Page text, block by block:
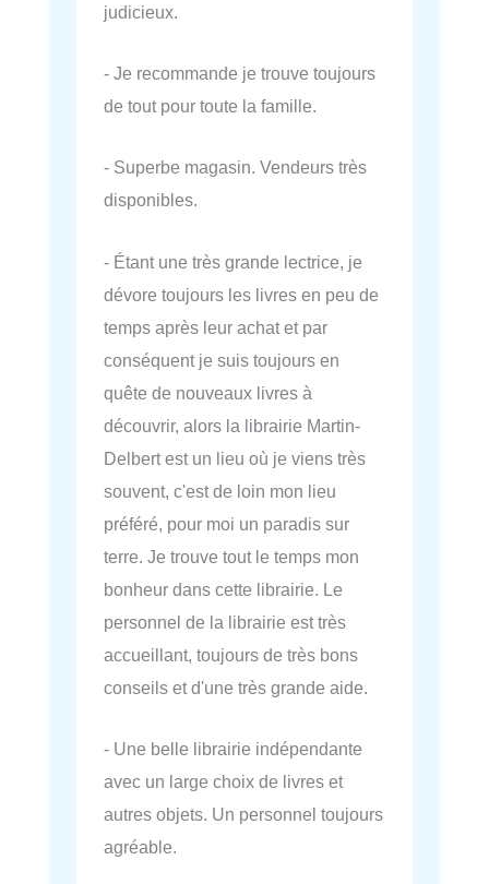
judicieux.
- Je recommande je trouve toujours
de tout pour toute la famille.
- Superbe magasin. Vendeurs très
disponibles.
- Étant une très grande lectrice, je
dévore toujours les livres en peu de
temps après leur achat et par
conséquent je suis toujours en
quête de nouveaux livres à
découvrir, alors la librairie Martin-
Delbert est un lieu où je viens très
souvent, c'est de loin mon lieu
préféré, pour moi un paradis sur
terre. Je trouve tout le temps mon
bonheur dans cette librairie. Le
personnel de la librairie est très
accueillant, toujours de très bons
conseils et d'une très grande aide.
- Une belle librairie indépendante
avec un large choix de livres et
autres objets. Un personnel toujours
agréable.